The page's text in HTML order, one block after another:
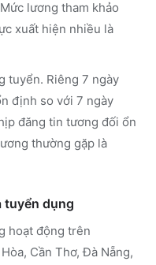
lương tham khảo
xuất hiện nhiều là
tuyển. Riêng 7 ngày
định so với 7 ngày
đăng tin tương đối ổn
thường gặp là
tuyển dụng
hoạt động trên
Cần Thơ, Đà Nẵng,